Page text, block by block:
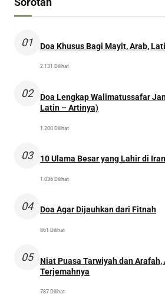
01 Doa Khusus Bagi Mayit, Arab,
2.131 Dilihat
02
Doa Lengkap Walimatussafar
Latin – Artinya)
1.200 Dilihat
03 10 Ulama Besar yang Lahir di Iran
1.036 Dilihat
04 Doa Agar Dijauhkan dari Fitnah
861 Dilihat
05
Niat Puasa Tarwiyah dan Arafah,
Terjemahnya
787 Dilihat